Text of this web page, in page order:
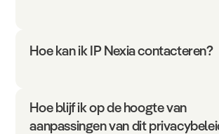
Hoe kan ik IP Nexia contacteren?
Hoe blijf ik op de hoogte van
aanpassingen van dit